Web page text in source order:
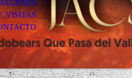
VISITAS